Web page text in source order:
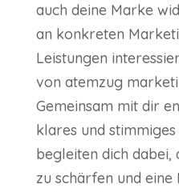
auch deine Marke
an konkreten
Leistungen
von atemzug
Gemeinsam mit dir
klares und
begleiten dich dabei,
zu schärfen und